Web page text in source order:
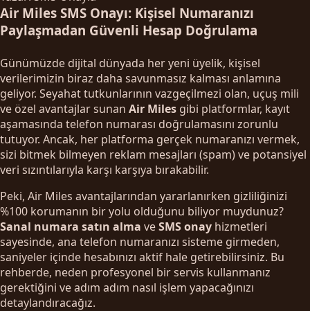
Air Miles SMS Onayı: Kişisel Numaranızı
Paylaşmadan Güvenli Hesap Doğrulama
Günümüzde dijital dünyada her yeni üyelik, kişisel
verilerimizin biraz daha savunmasız kalması anlamına
geliyor. Seyahat tutkunlarının vazgeçilmezi olan, uçuş mili
ve özel avantajlar sunan Air Miles gibi platformlar, kayıt
aşamasında telefon numarası doğrulamasını zorunlu
tutuyor. Ancak, her platforma gerçek numaranızı vermek,
sizi bitmek bilmeyen reklam mesajları (spam) ve potansiyel
veri sızıntılarıyla karşı karşıya bırakabilir.
Peki, Air Miles avantajlarından yararlanırken gizliliğinizi
%100 korumanın bir yolu olduğunu biliyor muydunuz?
Sanal numara satın alma veSMS onay hizmetleri
sayesinde, ana telefon numaranızı sisteme girmeden,
saniyeler içinde hesabınızı aktif hale getirebilirsiniz. Bu
rehberde, neden profesyonel bir servis kullanmanız
gerektiğini ve adım adım nasıl işlem yapacağınızı
detaylandıracağız.